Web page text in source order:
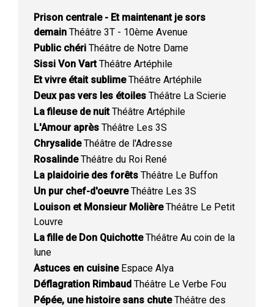
Prison centrale - Et maintenant je sors
demain Théâtre 3T - 10ème Avenue
Public chéri Théâtre de Notre Dame
Sissi Von VartThéâtre Artéphile
Et vivre était sublimeThéâtre Artéphile
Deux pas vers les étoiles Théâtre La Scierie
La fileuse de nuitThéâtre Artéphile
L'Amour après Théâtre Les 3S
ChrysalideThéâtre de l'Adresse
RosalindeThéâtre du Roi René
La plaidoirie des forêts Théâtre Le Buffon
Un pur chef-d'oeuvreThéâtre Les 3S
Louison et Monsieur MolièreThéâtre Le Petit
Louvre
La fille de Don QuichotteThéâtre Au coin de la
lune
Astuces en cuisineEspace Alya
Déflagration Rimbaud Théâtre Le Verbe Fou
Pépée, une histoire sans chuteThéâtre des